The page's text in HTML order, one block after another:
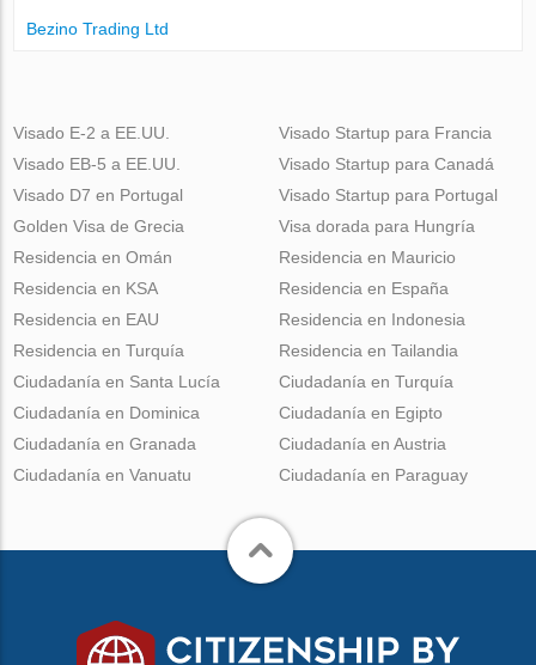
Bezino Trading Ltd
Visado E-2 a EE.UU.
Visado EB-5 a EE.UU.
Visado D7 en Portugal
Golden Visa de Grecia
Visado Startup para Francia
Visado Startup para Canadá
Visado Startup para Portugal
Visa dorada para Hungría
Residencia en Omán
Residencia en KSA
Residencia en EAU
Residencia en Turquía
Residencia en Mauricio
Residencia en España
Residencia en Indonesia
Residencia en Tailandia
Ciudadanía en Santa Lucía
Ciudadanía en Dominica
Ciudadanía en Granada
Ciudadanía en Vanuatu
Ciudadanía en Turquía
Ciudadanía en Egipto
Ciudadanía en Austria
Ciudadanía en Paraguay